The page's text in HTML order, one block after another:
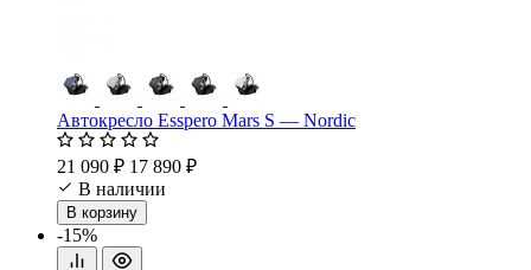
Автокресло Esspero Mars S — Nordic
21 090 ₽ 17 890 ₽
В наличии
В корзину
-15%